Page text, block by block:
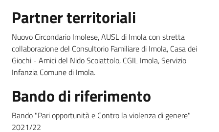
Partner territoriali
Nuovo Circondario Imolese, AUSL di Imola con stretta
collaborazione del Consultorio Familiare di Imola, Casa dei
Giochi - Amici del Nido Scoiattolo, CGIL Imola, Servizio
Infanzia Comune di Imola.
Bando di riferimento
Bando "Pari opportunità e Contro la violenza di genere"
2021/22